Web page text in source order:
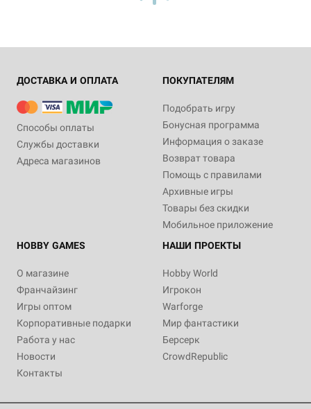
ДОСТАВКА И ОПЛАТА
Способы оплаты
Службы доставки
Адреса магазинов
ПОКУПАТЕЛЯМ
Подобрать игру
Бонусная программа
Информация о заказе
Возврат товара
Помощь с правилами
Архивные игры
Товары без скидки
Мобильное приложение
HOBBY GAMES
О магазине
Франчайзинг
Игры оптом
Корпоративные подарки
Работа у нас
Новости
Контакты
НАШИ ПРОЕКТЫ
Hobby World
Игрокон
Warforge
Мир фантастики
Берсерк
CrowdRepublic